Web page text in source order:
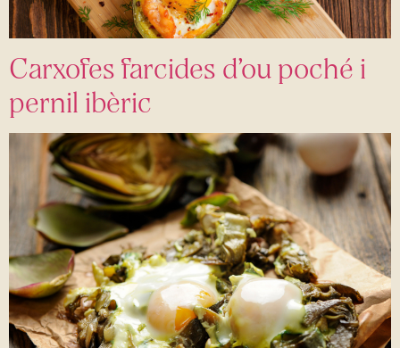
Carxofes farcides d’ou poché i
pernil ibèric